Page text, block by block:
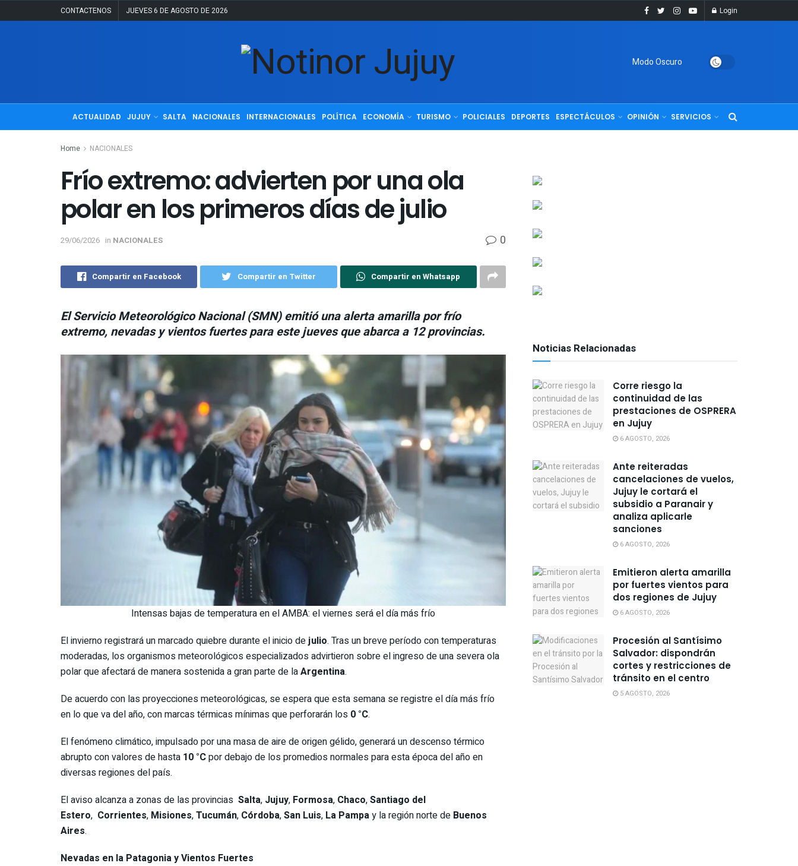
CONTACTENOS JUEVES 6 DE AGOSTO DE 2026 Login
Modo Oscuro
ACTUALIDAD JUJUY SALTA NACIONALES INTERNACIONALES POLÍTICA ECONOMÍA TURISMO POLICIALES DEPORTES ESPECTÁCULOS OPINIÓN SERVICIOS
Home NACIONALES
Frío extremo: advierten por una ola
polar en los primeros días de julio
29/06/2026 in NACIONALES 0
Compartir en Facebook Compartir en Twitter Compartir en Whatsapp
ElServicio Meteorológico Nacional(SMN) emitió unaalerta amarillaporfrío
extremo, nevadasyvientos fuertespara este jueves que abarca a 12 provincias.
Intensas bajas de temperatura en el AMBA: el viernes será el día más frío
El invierno registrará un marcado quiebre durante el inicio dejulio. Tras un breve período con temperaturas
moderadas, los organismos meteorológicos especializados advirtieron sobre el ingreso de una severa ola
polar que afectará de manera sostenida a gran parte de laArgentina.
De acuerdo con las proyecciones meteorológicas, se espera que esta semana se registre el día más frío
en lo que va del año, con marcas térmicas mínimas que perforarán los 0 °C.
El fenómeno climático, impulsado por una masa de aire de origen gélido, generará un descenso térmico
abrupto con valores de hasta 10 °Cpor debajo de los promedios normales para esta época del año en
diversas regiones del país.
El aviso alcanza a zonas de las provincias Salta, Jujuy, Formosa, Chaco,Santiago del
Estero, Corrientes, Misiones,Tucumán, Córdoba,San Luis, La Pampay la región norte de Buenos
Aires.
Nevadas en la Patagonia y Vientos Fuertes
Noticias Relacionadas
Corre riesgo la
continuidad de las
prestaciones de OSPRERA
en Jujuy
6 AGOSTO, 2026
Ante reiteradas
cancelaciones de vuelos,
Jujuy le cortará el
subsidio a Paranair y
analiza aplicarle
sanciones
6 AGOSTO, 2026
Emitieron alerta amarilla
por fuertes vientos para
dos regiones de Jujuy
6 AGOSTO, 2026
Procesión al Santísimo
Salvador: dispondrán
cortes y restricciones de
tránsito en el centro
5 AGOSTO, 2026